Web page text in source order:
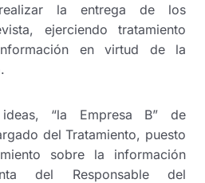
la entrega de los
ejerciendo tratamiento
en virtud de la
“la Empresa B” de
del Tratamiento, puesto
sobre la información
del Responsable del